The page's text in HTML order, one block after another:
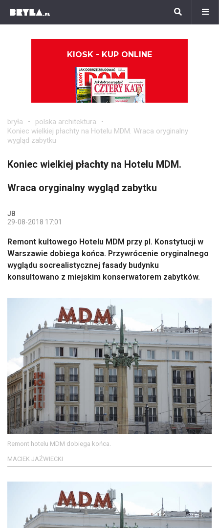
KIOSK - KUP ONLINE
bryła
polska architektura
Koniec wielkiej płachty na Hotelu MDM. Wraca oryginalny
wygląd zabytku
Koniec wielkiej płachty na Hotelu MDM.
Wraca oryginalny wygląd zabytku
JB
29-08-2018 17:01
Remont kultowego Hotelu MDM przy pl. Konstytucji w
Warszawie dobiega końca. Przywrócenie oryginalnego
wyglądu socrealistycznej fasady budynku
konsultowano z miejskim konserwatorem zabytków.
Remont hotelu MDM dobiega końca.
MACIEK JAŹWIECKI